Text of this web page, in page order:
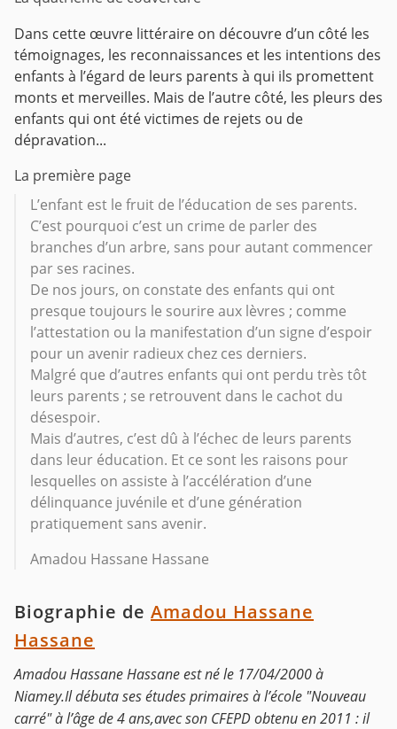
Dans cette œuvre littéraire on découvre d’un côté les
témoignages, les reconnaissances et les intentions des
enfants à l’égard de leurs parents à qui ils promettent
monts et merveilles. Mais de l’autre côté, les pleurs des
enfants qui ont été victimes de rejets ou de
dépravation...
La première page
L’enfant est le fruit de l’éducation de ses parents.
C’est pourquoi c’est un crime de parler des
branches d’un arbre, sans pour autant commencer
par ses racines.
De nos jours, on constate des enfants qui ont
presque toujours le sourire aux lèvres ; comme
l’attestation ou la manifestation d’un signe d’espoir
pour un avenir radieux chez ces derniers.
Malgré que d’autres enfants qui ont perdu très tôt
leurs parents ; se retrouvent dans le cachot du
désespoir.
Mais d’autres, c’est dû à l’échec de leurs parents
dans leur éducation. Et ce sont les raisons pour
lesquelles on assiste à l’accélération d’une
délinquance juvénile et d’une génération
pratiquement sans avenir.
Amadou Hassane Hassane
Biographie de Amadou Hassane
Hassane
Amadou Hassane Hassane est né le 17/04/2000 à
Niamey.Il débuta ses études primaires à l’école "Nouveau
carré" à l’âge de 4 ans,avec son CFEPD obtenu en 2011 : il